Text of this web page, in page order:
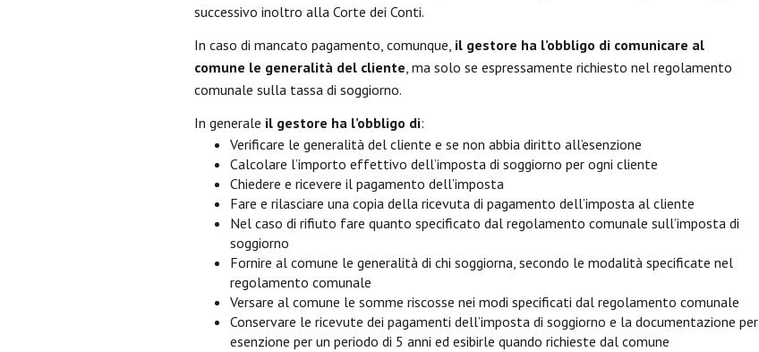
successivo inoltro alla Corte dei Conti.
In caso di mancato pagamento, comunque, il gestore ha l’obbligo di comunicare al
comune le generalità del cliente, ma solo se espressamente richiesto nel regolamento
comunale sulla tassa di soggiorno.
In generale il gestore ha l’obbligo di:
Verificare le generalità del cliente e se non abbia diritto all’esenzione
Calcolare l’importo effettivo dell’imposta di soggiorno per ogni cliente
Chiedere e ricevere il pagamento dell’imposta
Fare e rilasciare una copia della ricevuta di pagamento dell’imposta al cliente
Nel caso di rifiuto fare quanto specificato dal regolamento comunale sull’imposta di
soggiorno
Fornire al comune le generalità di chi soggiorna, secondo le modalità specificate nel
regolamento comunale
Versare al comune le somme riscosse nei modi specificati dal regolamento comunale
Conservare le ricevute dei pagamenti dell’imposta di soggiorno e la documentazione per
esenzione per un periodo di 5 anni ed esibirle quando richieste dal comune